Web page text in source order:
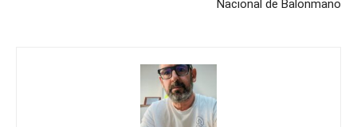
Nacional de Balonmano